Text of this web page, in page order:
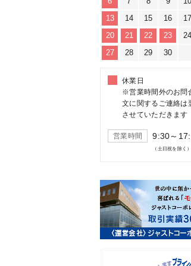
13
14 15 16 17
20
21 22 23 24
27
28 29 30
休業日
※営業時間外のお問
文に関するご連絡は
させていただきます
営業時間 9:30～
（土日祝を除く）